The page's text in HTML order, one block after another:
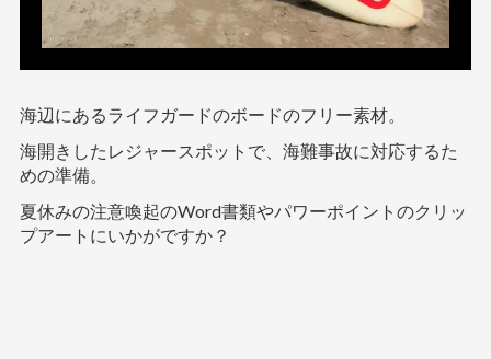
海辺にあるライフガードのボードのフリー素材。
海開きしたレジャースポットで、海難事故に対応するた
めの準備。
夏休みの注意喚起のWord書類やパワーポイントのクリッ
プアートにいかがですか？